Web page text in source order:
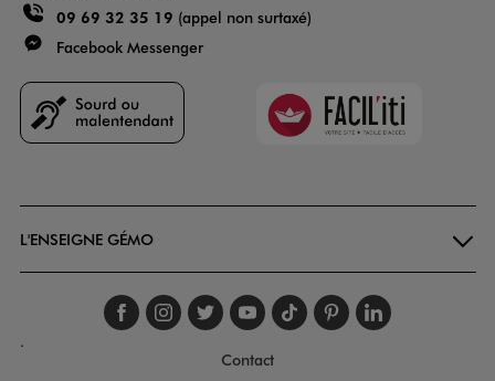
09 69 32 35 19 (appel non surtaxé)
Facebook Messenger
Faciliti
L'ENSEIGNE GÉMO
Suivez-nous sur
Suivez-nous sur
Suivez-nous sur
Suivez-nous
Suivez-nous
Suivez-
.
Contact